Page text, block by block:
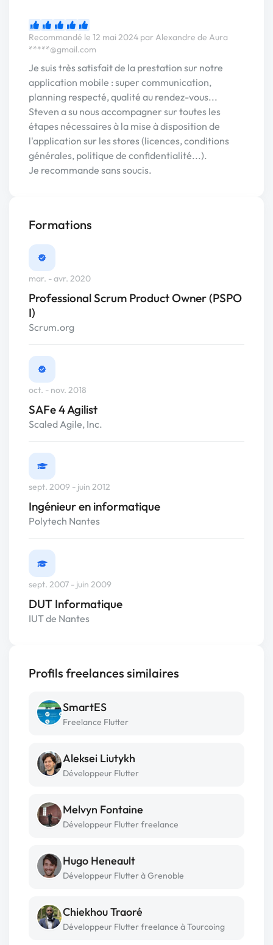
Recommandé le 12 mai 2024 par Alexandre de Aura
*****@gmail.com
Je suis très satisfait de la prestation sur notre
application mobile : super communication,
planning respecté, qualité au rendez-vous...
Steven a su nous accompagner sur toutes les
étapes nécessaires à la mise à disposition de
l'application sur les stores (licences, conditions
générales, politique de confidentialité...).
Je recommande sans soucis.
Formations
mar. - avr. 2020
Professional Scrum Product Owner (PSPO
I)
Scrum.org
oct. - nov. 2018
SAFe 4 Agilist
Scaled Agile, Inc.
sept. 2009 - juin 2012
Ingénieur en informatique
Polytech Nantes
sept. 2007 - juin 2009
DUT Informatique
IUT de Nantes
Profils freelances similaires
SmartES
Freelance Flutter
Aleksei Liutykh
Développeur Flutter
Melvyn Fontaine
Développeur Flutter freelance
Hugo Heneault
Développeur Flutter à Grenoble
Chiekhou Traoré
Développeur Flutter freelance à Tourcoing